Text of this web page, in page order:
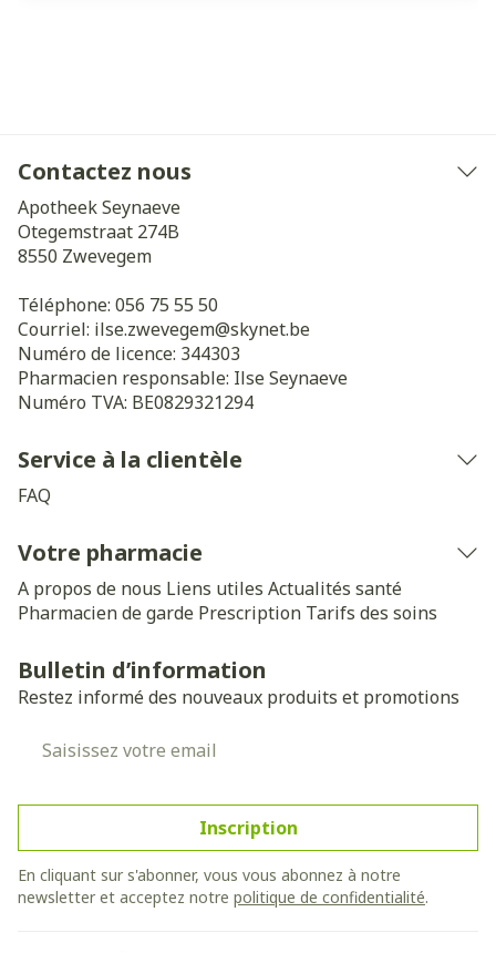
Contactez nous
Apotheek Seynaeve
Otegemstraat 274B
8550 Zwevegem
Téléphone: 056 75 55 50
Courriel: ilse.zwevegem@skynet.be
Numéro de licence: 344303
Pharmacien responsable: Ilse Seynaeve
Numéro TVA: BE0829321294
Service à la clientèle
FAQ
Votre pharmacie
A propos de nous Liens utiles Actualités santé
Pharmacien de garde Prescription Tarifs des soins
Bulletin d’information
Restez informé des nouveaux produits et promotions
Inscription
En cliquant sur s'abonner, vous vous abonnez à notre
newsletter et acceptez notre politique de confidentialité.